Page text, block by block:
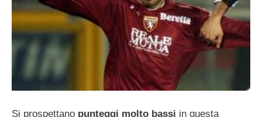
Si prospettano punteggi molto bassi in questa